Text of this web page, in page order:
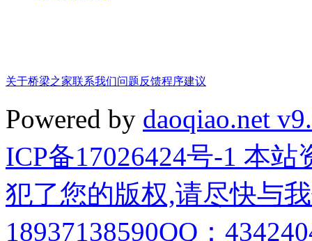
关于桥梁之家联系我们问题反馈程序建议
Powered by daoqiao.net
ICP备17026424号-1 本
犯了您的版权,请尽快与
18937138590QQ：